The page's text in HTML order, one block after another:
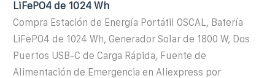
LiFePO4 de 1024 Wh
Compra Estación de Energía Portátil OSCAL, Batería
LiFePO4 de 1024 Wh, Generador Solar de 1800 W, Dos
Puertos USB-C de Carga Rápida, Fuente de
Alimentación de Emergencia en Aliexpress por